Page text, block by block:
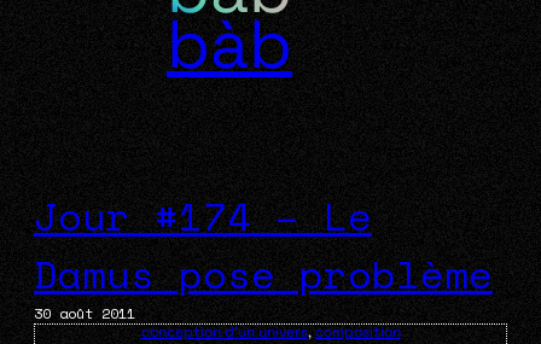
bàb
Jour #174 – Le
Damus pose problème
30 août 2011
conception d'un univers,composition